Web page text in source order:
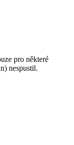
pro některé
nespustil.